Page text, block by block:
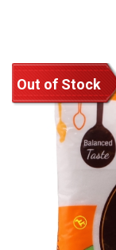
Out of Stock